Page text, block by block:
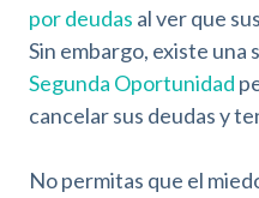
por deudas al ver que
Sin embargo, existe una
Segunda Oportunidad
cancelar sus deudas y
No permitas que el